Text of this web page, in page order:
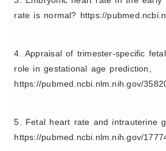
rate is normal? https://
4. Appraisal of trimester-specific
role in gestational age prediction,
https://pubmed.ncbi.nlm.nih.gov/
5. Fetal heart rate and intrauterine
https://pubmed.ncbi.nlm.nih.gov/